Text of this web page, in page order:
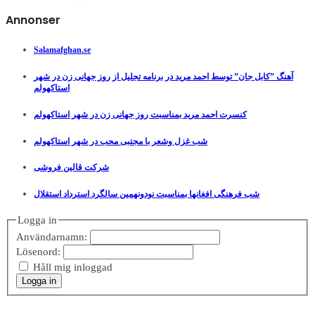
Annonser
Salamafghan.se
آهنگ ”کابل جان” توسط احمد مرید در برنامه تجلیل از روز جهانی زن در شهر
استاکهولم
کنسرت احمد مرید بمناسبت روز جهانی زن در شهر استاکهولم
شب غزل وشعر با مجتبی محب در شهر استاکهولم
شرکت قالین فروشی
شب فرهنگی افغانها بمناسبت نودونهمین سالگرد استرداد استقلال
Logga in
Användarnamn:
Lösenord:
Håll mig inloggad
Logga in